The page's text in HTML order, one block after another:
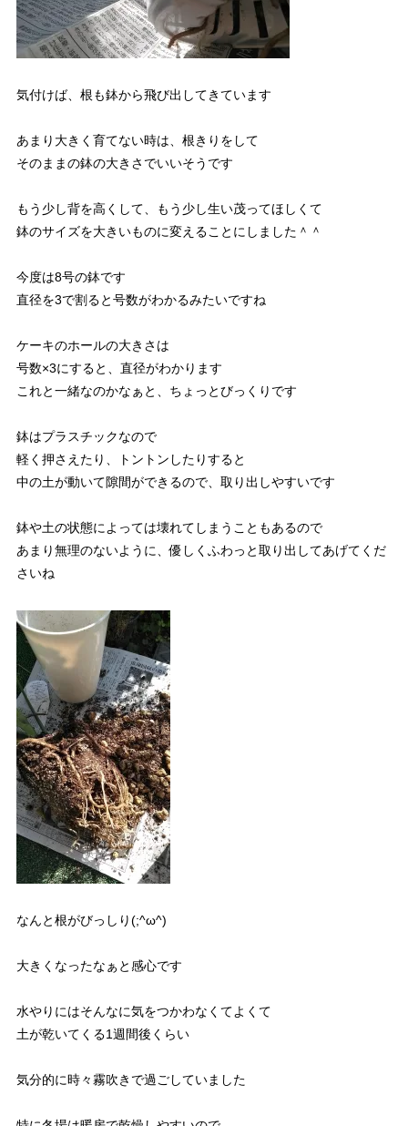
気付けば、根も鉢から飛び出してきています
あまり大きく育てない時は、根きりをして
そのままの鉢の大きさでいいそうです
もう少し背を高くして、もう少し生い茂ってほしくて
鉢のサイズを大きいものに変えることにしました＾＾
今度は8号の鉢です
直径を3で割ると号数がわかるみたいですね
ケーキのホールの大きさは
号数×3にすると、直径がわかります
これと一緒なのかなぁと、ちょっとびっくりです
鉢はプラスチックなので
軽く押さえたり、トントンしたりすると
中の土が動いて隙間ができるので、取り出しやすいです
鉢や土の状態によっては壊れてしまうこともあるので
あまり無理のないように、優しくふわっと取り出してあげてくだ
さいね
なんと根がびっしり(;^ω^)
大きくなったなぁと感心です
水やりにはそんなに気をつかわなくてよくて
土が乾いてくる1週間後くらい
気分的に時々霧吹きで過ごしていました